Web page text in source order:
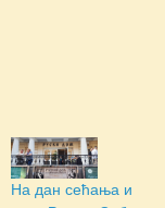
На дан сећања и